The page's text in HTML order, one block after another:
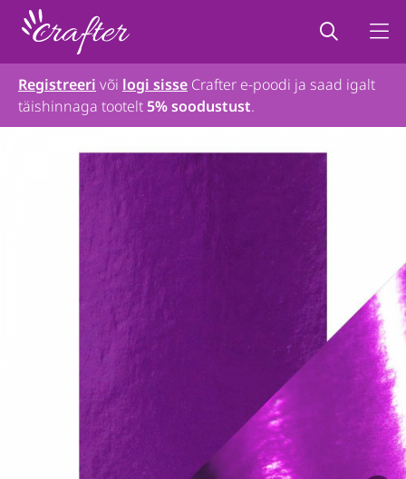
Registreeri või logi sisse Crafter e-poodi ja saad igalt
täishinnaga tootelt5% soodustust.